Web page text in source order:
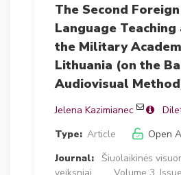
The Second Foreign
Language Teaching
the Military
Lithuania (on the
Audiovisual
Jelena Kazimianec
Type: Article
Open
Journal:
Šiuolaikinės
veiksniai
Volume 3,